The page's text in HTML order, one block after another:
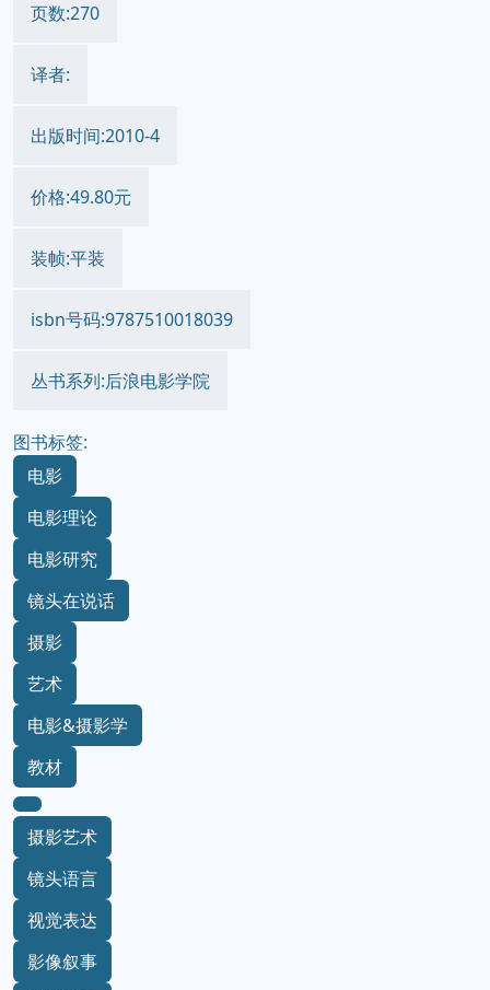
页数:270
译者:
出版时间:2010-4
价格:49.80元
装帧:平装
isbn号码:9787510018039
丛书系列:后浪电影学院
图书标签:
电影
电影理论
电影研究
镜头在说话
摄影
艺术
电影&摄影学
教材
摄影艺术
镜头语言
视觉表达
影像叙事